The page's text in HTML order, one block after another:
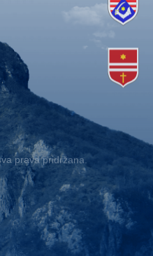
prava pridržana.